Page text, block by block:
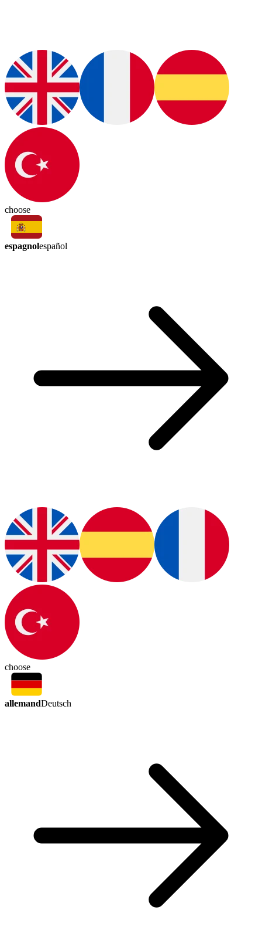
choose
espagnolespañol
choose
allemandDeutsch